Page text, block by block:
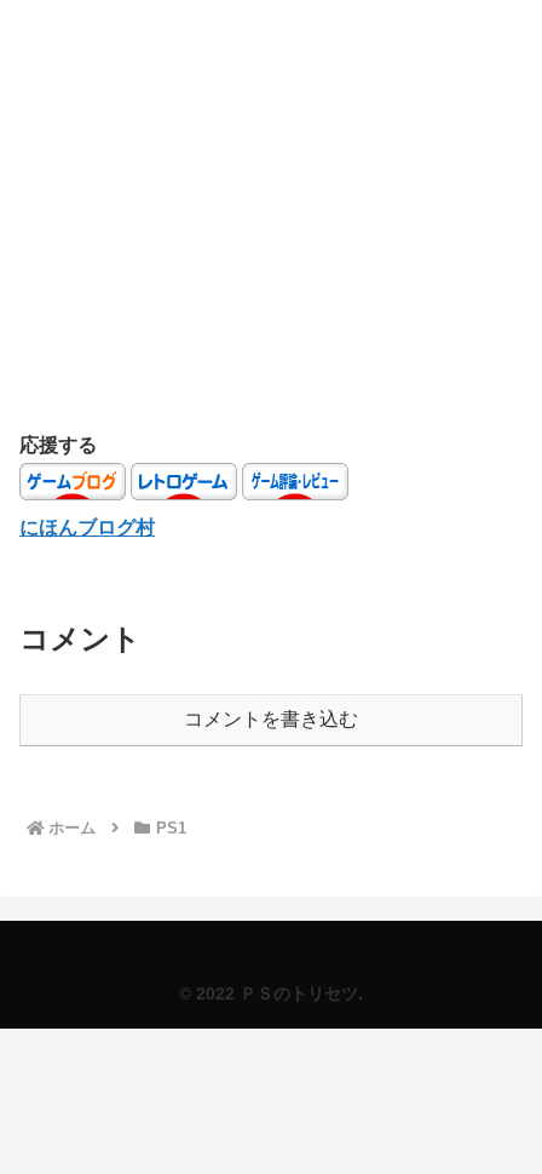
応援する
にほんブログ村
コメント
コメントを書き込む
ホーム PS1
© 2022 ＰＳのトリセツ.